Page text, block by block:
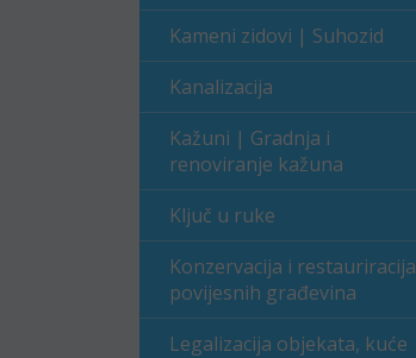
Kameni zidovi | Suhozid
Kanalizacija
Kažuni | Gradnja i
renoviranje kažuna
Ključ u ruke
Konzervacija i restauriracija
povijesnih građevina
Legalizacija objekata, kuće